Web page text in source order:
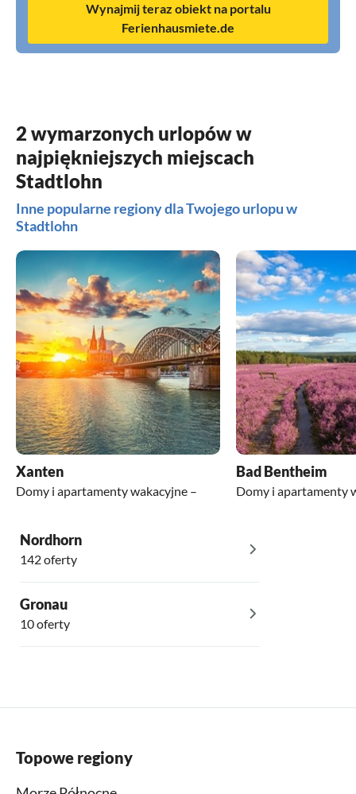
Wynajmij teraz obiekt na portalu
Ferienhausmiete.de
2 wymarzonych urlopów w
najpiękniejszych miejscach
Stadtlohn
Inne popularne regiony dla Twojego urlopu w
Stadtlohn
Xanten
Domy i apartamenty wakacyjne –
Bad Bentheim
Domy i apartamenty
Nordhorn
142 oferty
Gronau
10 oferty
Topowe regiony